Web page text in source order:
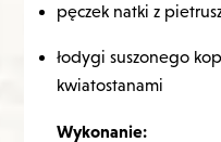
pęczek natki z
łodygi suszonego
kwiatostanami
Wykonanie: